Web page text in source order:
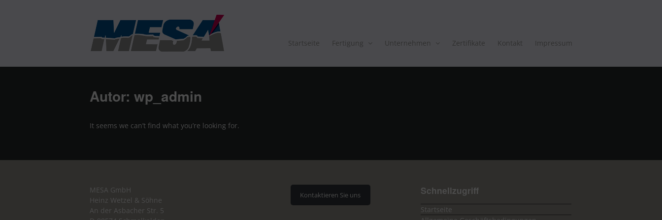
Startseite Fertigung Unternehmen Zertifikate Kontakt Impressum
Autor: wp_admin
It seems we can’t find what you’re looking for.
MESA GmbH
Heinz Wetzel & Söhne
An der Asbacher Str. 5
Kontaktieren Sie uns Schnellzugriff
Startseite